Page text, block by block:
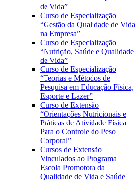
de Vida”
Curso de Especialização
“Gestão da Qualidade de Vida
na Empresa”
Curso de Especialização
“Nutrição, Saúde e Qualidade
de Vida”
Curso de Especialização
“Teorias e Métodos de
Pesquisa em Educação Física,
Esporte e Lazer”
Curso de Extensão
“Orientações Nutricionais e
Práticas de Atividade Física
Para o Controle do Peso
Corporal”
Cursos de Extensão
Vinculados ao Programa
Escola Promotora da
Qualidade de Vida e Saúde